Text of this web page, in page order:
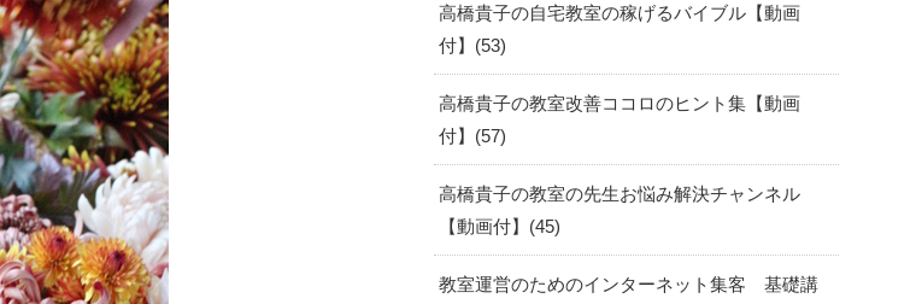
高橋貴子の自宅教室の稼げるバイブル【動画
付】
53
高橋貴子の教室改善ココロのヒント集【動画
付】
57
高橋貴子の教室の先生お悩み解決チャンネル
【動画付】
45
教室運営のためのインターネット集客 基礎講